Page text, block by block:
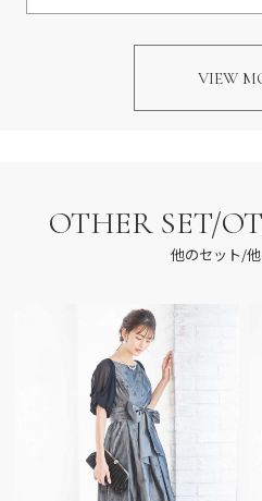
VIEW
OTHER SET/
他のセット/